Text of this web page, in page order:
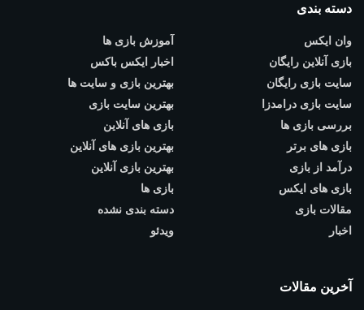
دسته بندی
وان ایکس
بازی آنلاین رایگان
سایت بازی رایگان
سایت بازی درامدزا
بررسی بازی ها
بازی های برتر
درآمد از بازی
بازی های ایکس
مقالات بازی
اخبار
آموزش بازی ها
اخبار ایکس باکس
بهترین بازی و سایت ها
بهترین سایت بازی
بازی های آنلاین
بهترین بازی های آنلاین
بهترین بازی آنلاین
بازی ها
دسته بندی نشده
ویدئو
آخرین مقالات